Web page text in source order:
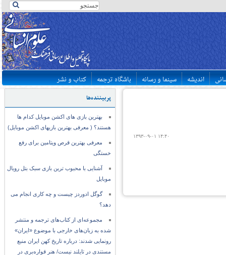
اندیشه سینما و رسانه باشگاه ترجمه کتاب و نشر
پربیننده‌ها
بهترین بازی های اکشن موبایل کدام ها
هستند؟ ( معرفی بهترین بازیهای اکشن موبایل)
معرفی بهترین قرص ویتامین برای رفع
خستگی
آشنایی با محبوب ترین بازی سبک بتل رویال
موبایل
گوگل ادوردز چیست و چه کاری انجام می
دهد؟
مجموعه‌ای از کتاب‌های ترجمه و منتشر
شده به زبان‌های خارجی با موضوع «ایران»
رونمایی شدند: درباره تاریخ کهن ایران منبع
مستندی در تایلند نیست/ هنر قواره‌بری در
۱۳۹۳-۰۹-۰۱ ۱۴:۴۰